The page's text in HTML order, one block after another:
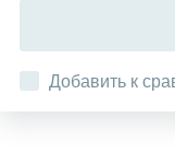
Добавить к